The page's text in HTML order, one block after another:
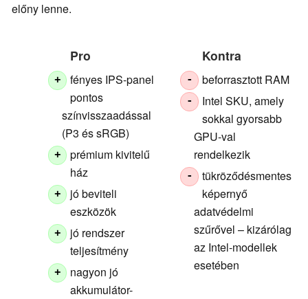
előny lenne.
Pro
+
fényes IPS-panel
pontos
színvisszaadással
(P3 és sRGB)
+
prémium kivitelű
ház
+
jó beviteli
eszközök
+
jó rendszer
teljesítmény
+
nagyon jó
akkumulátor-
Kontra
- beforrasztott RAM
-
Intel SKU, amely
sokkal gyorsabb
GPU-val
rendelkezik
-
tükröződésmentes
képernyő
adatvédelmi
szűrővel – kizárólag
az Intel-modellek
esetében